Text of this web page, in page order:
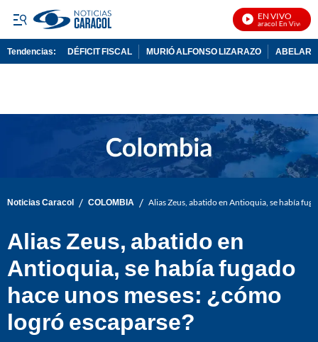
EN VIVO
Noticias Caracol En Vivo
Tendencias: DÉFICIT FISCAL MURIÓ ALFONSO LIZARAZO
Noticias Caracol / COLOMBIA / Alias Zeus, abatido en Antioquia, se había
Alias Zeus, abatido en
Antioquia, se había fugado
hace unos meses: ¿cómo
logró escaparse?